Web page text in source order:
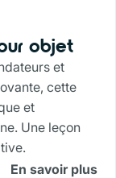
objet
et
cette
et
Une leçon
En savoir plus